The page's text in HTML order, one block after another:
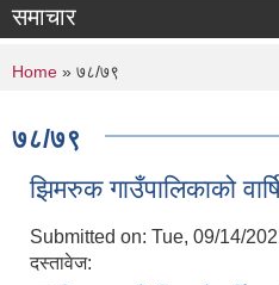
समाचार
You are here
Home » ७८/७९
७८/७९
झिमरुक गाउँपालिकाको
Submitted on: Tue, 09/14/
दस्तावेज: